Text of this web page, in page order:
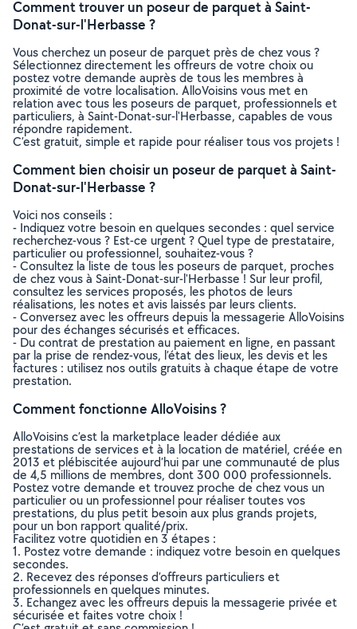
Comment trouver un poseur de parquet à Saint-
Donat-sur-l'Herbasse ?
Vous cherchez un poseur de parquet près de chez vous ?
Sélectionnez directement les offreurs de votre choix ou
postez votre demande auprès de tous les membres à
proximité de votre localisation. AlloVoisins vous met en
relation avec tous les poseurs de parquet, professionnels et
particuliers, à Saint-Donat-sur-l'Herbasse, capables de vous
répondre rapidement.
C’est gratuit, simple et rapide pour réaliser tous vos projets !
Comment bien choisir un poseur de parquet à Saint-
Donat-sur-l'Herbasse ?
Voici nos conseils :
- Indiquez votre besoin en quelques secondes : quel service
recherchez-vous ? Est-ce urgent ? Quel type de prestataire,
particulier ou professionnel, souhaitez-vous ?
- Consultez la liste de tous les poseurs de parquet, proches
de chez vous à Saint-Donat-sur-l'Herbasse ! Sur leur profil,
consultez les services proposés, les photos de leurs
réalisations, les notes et avis laissés par leurs clients.
- Conversez avec les offreurs depuis la messagerie AlloVoisins
pour des échanges sécurisés et efficaces.
- Du contrat de prestation au paiement en ligne, en passant
par la prise de rendez-vous, l’état des lieux, les devis et les
factures : utilisez nos outils gratuits à chaque étape de votre
prestation.
Comment fonctionne AlloVoisins ?
AlloVoisins c’est la marketplace leader dédiée aux
prestations de services et à la location de matériel, créée en
2013 et plébiscitée aujourd’hui par une communauté de plus
de 4,5 millions de membres, dont 300 000 professionnels.
Postez votre demande et trouvez proche de chez vous un
particulier ou un professionnel pour réaliser toutes vos
prestations, du plus petit besoin aux plus grands projets,
pour un bon rapport qualité/prix.
Facilitez votre quotidien en 3 étapes :
1. Postez votre demande : indiquez votre besoin en quelques
secondes.
2. Recevez des réponses d’offreurs particuliers et
professionnels en quelques minutes.
3. Echangez avec les offreurs depuis la messagerie privée et
sécurisée et faites votre choix !